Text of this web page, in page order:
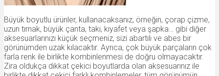
Büyük boyutlu ürünler, kullanacaksanız, örneğin, çorap çizme,
uzun tırnak, büyük çanta, takı, kıyafet veya şapka… gibi diğer
aksesuarlarınızı küçük seçmeniz, sizi abartılı ve abes bir
görünümden uzak kılacaktır. Ayrıca, çok büyük parçaların çok
farla renk ile birlikte kombinlenmesi de doğru olmayacaktır.
Zira oldukça dikkat çekici boyutlarda olan aksesuarınız ile